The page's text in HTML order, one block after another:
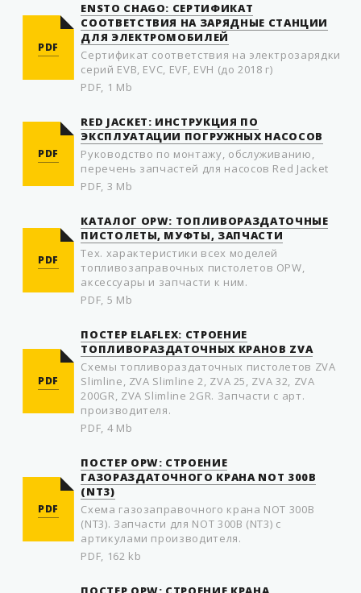
PDF
ENSTO CHAGO: СЕРТИФИКАТ
СООТВЕТСТВИЯ НА ЗАРЯДНЫЕ СТАНЦИИ
ДЛЯ ЭЛЕКТРОМОБИЛЕЙ
Сертификат соответствия на электрозарядки
серий EVB, EVC, EVF, EVH (до 2018 г)
PDF, 1 Mb
PDF
RED JACKET: ИНСТРУКЦИЯ ПО
ЭКСПЛУАТАЦИИ ПОГРУЖНЫХ НАСОСОВ
Руководство по монтажу, обслуживанию,
перечень запчастей для насосов Red Jacket
PDF, 3 Mb
PDF
КАТАЛОГ OPW: ТОПЛИВОРАЗДАТОЧНЫЕ
ПИСТОЛЕТЫ, МУФТЫ, ЗАПЧАСТИ
Тех. характеристики всех моделей
топливозаправочных пистолетов OPW,
аксессуары и запчасти к ним.
PDF, 5 Mb
PDF
ПОСТЕР ELAFLEX: СТРОЕНИЕ
ТОПЛИВОРАЗДАТОЧНЫХ КРАНОВ ZVA
Схемы топливораздаточных пистолетов ZVA
Slimline, ZVA Slimline 2, ZVA 25, ZVA 32, ZVA
200GR, ZVA Slimline 2GR. Запчасти с арт.
производителя.
PDF, 4 Mb
PDF
ПОСТЕР OPW: СТРОЕНИЕ
ГАЗОРАЗДАТОЧНОГО КРАНА NOT 300B
(NT3)
Схема газозаправочного крана NOT 300B
(NT3). Запчасти для NOT 300B (NT3) с
артикулами производителя.
PDF, 162 kb